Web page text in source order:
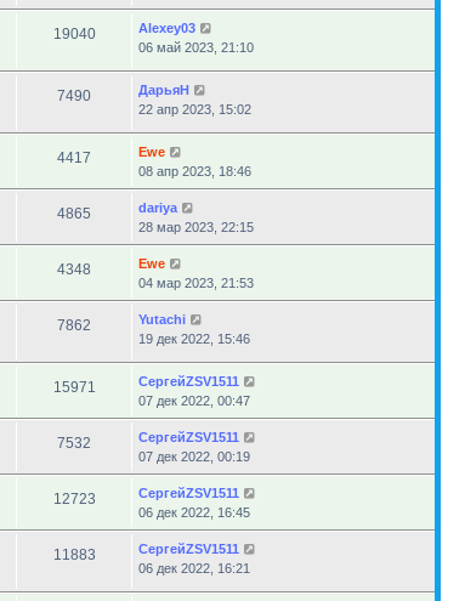
19040
Alexey03
06 май 2023, 21:10
7490
ДарьяН
22 апр 2023, 15:02
4417
Ewe
08 апр 2023, 18:46
4865
dariya
28 мар 2023, 22:15
4348
Ewe
04 мар 2023, 21:53
7862
Yutachi
19 дек 2022, 15:46
15971
СергейZSV1511
07 дек 2022, 00:47
7532
СергейZSV1511
07 дек 2022, 00:19
12723
СергейZSV1511
06 дек 2022, 16:45
11883
СергейZSV1511
06 дек 2022, 16:21